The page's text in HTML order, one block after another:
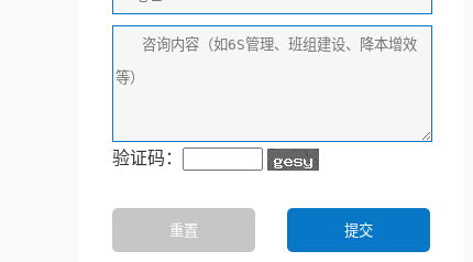
验证码：